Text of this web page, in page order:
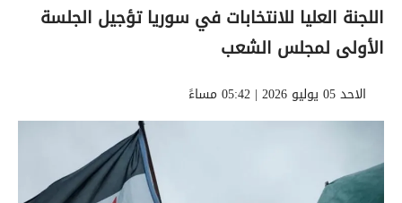
اللجنة العليا للانتخابات في سوريا تؤجيل الجلسة
الأولى لمجلس الشعب
الاحد 05 يوليو 2026 | 05:42 مساءً